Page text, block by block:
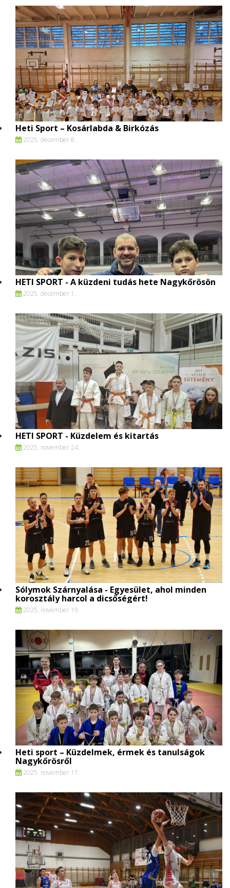
Heti Sport – Kosárlabda & Birkózás
2025. december 8.
HETI SPORT - A küzdeni tudás hete Nagykőrösön
2025. december 1.
HETI SPORT - Küzdelem és kitartás
2025. november 24.
Sólymok Szárnyalása - Egyesület, ahol minden
korosztály harcol a dicsőségért!
2025. november 19.
Heti sport – Küzdelmek, érmek és tanulságok
Nagykőrösről
2025. november 17.